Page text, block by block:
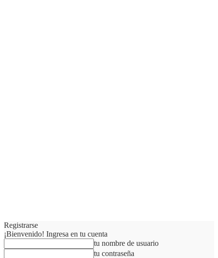
Registrarse
¡Bienvenido! Ingresa en tu cuenta
tu nombre de usuario
tu contraseña